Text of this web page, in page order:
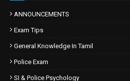
ANNOUNCEMENTS
Exam Tips
General Knowledge In Tamil
Police Exam
SI & Police Psychology